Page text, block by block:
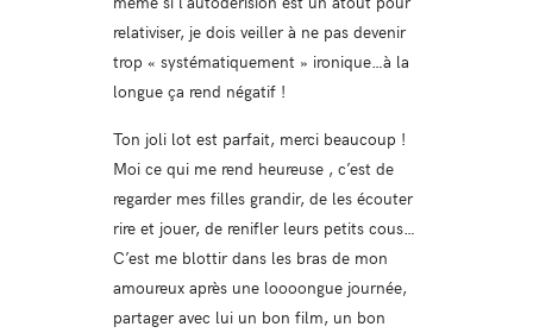
relativiser, je dois veiller à ne pas devenir
trop « systématiquement » ironique…à la
longue ça rend négatif !
Ton joli lot est parfait, merci beaucoup !
Moi ce qui me rend heureuse , c’est de
regarder mes filles grandir, de les écouter
rire et jouer, de renifler leurs petits cous…
C’est me blottir dans les bras de mon
amoureux après une loooongue journée,
partager avec lui un bon film, un bon